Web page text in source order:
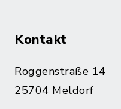
Kontakt
Roggenstraße 14
25704 Meldorf